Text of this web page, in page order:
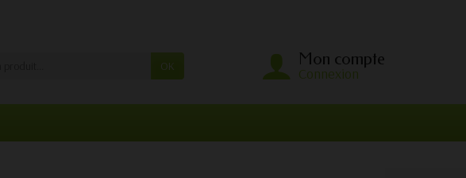
OK Mon compte
Connexion